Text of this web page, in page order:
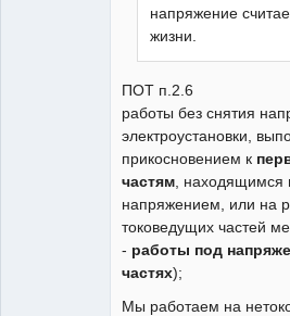
напряжение
жизни.
ПОТ п.2.6
работы без снятия
электроустановки,
прикосновением к
частям ,
напряжением, или на
токоведущих частей
- работы под
частях);
Мы работаем на